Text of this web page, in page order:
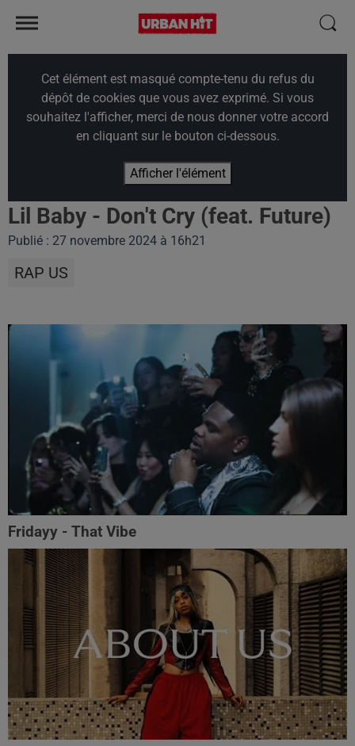
Cet élément est masqué compte-tenu du refus du
dépôt de cookies que vous avez exprimé. Si vous
souhaitez l'afficher, merci de nous donner votre accord
en cliquant sur le bouton ci-dessous.
Afficher l'élément
Lil Baby - Don't Cry (feat. Future)
Publié : 27 novembre 2024 à 16h21
RAP US
Fridayy - That Vibe